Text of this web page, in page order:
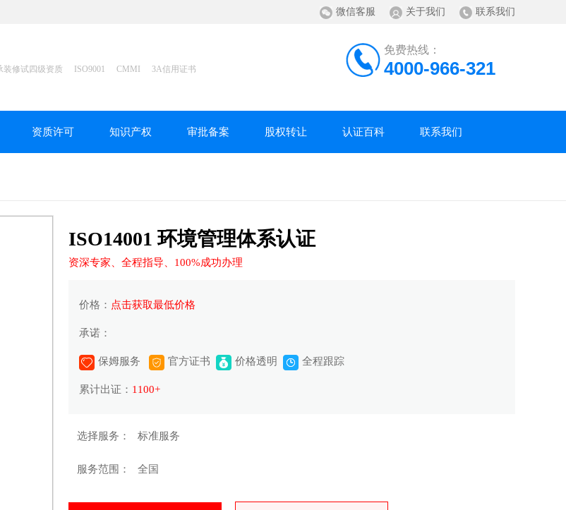
微信客服 关于我们 联系我们
装修试四级资质 ISO9001 CMMI 3A信用证书
免费热线：
4000-966-321
资质许可 知识产权 审批备案 股权转让 认证百科 联系我们
ISO14001 环境管理体系认证
资深专家、全程指导、100%成功办理
价格： 点击获取最低价格
承诺：
保姆服务 官方证书 价格透明 全程跟踪
累计出证： 1100+
选择服务： 标准服务
服务范围： 全国